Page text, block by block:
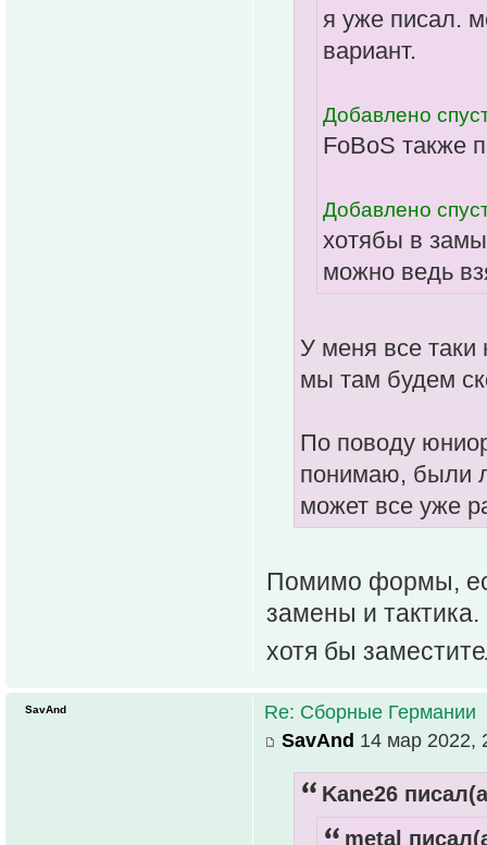
я уже писал.
вариант.
Добавлено
FoBoS также
Добавлено
хотябы в
можно ведь
У меня все
мы там будем
По поводу
понимаю, были
может все уже
Помимо формы,
замены и тактика.
хотя бы
Re: Сборные Германии
SavAnd 14 мар 2022,
Kane26
metal
SavAnd